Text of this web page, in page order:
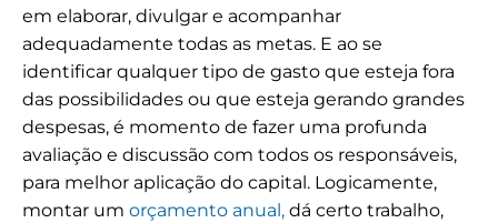
em elaborar, divulgar e acompanhar
adequadamente todas as metas. E ao se
identificar qualquer tipo de gasto que esteja fora
das possibilidades ou que esteja gerando grandes
despesas, é momento de fazer uma profunda
avaliação e discussão com todos os responsáveis,
para melhor aplicação do capital. Logicamente,
montar um orçamento anual, dá certo trabalho,